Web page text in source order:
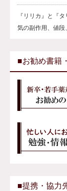
『リリカ』と『
気の副作用、値段
■お勧め書籍
■提携・協力